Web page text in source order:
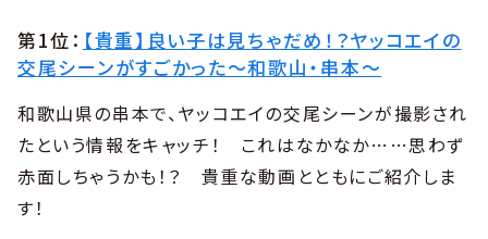
第1位： 【貴重】良い子は見ちゃだめ！？ヤッコエイの
交尾シーンがすごかった〜和歌山・串本〜
和歌山県の串本で、ヤッコエイの交尾シーンが撮影され
たという情報をキャッチ！ これはなかなか……思わず
赤面しちゃうかも！？ 貴重な動画とともにご紹介しま
す！